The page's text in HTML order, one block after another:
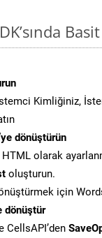
Kimliğiniz,
dönüştürün
olarak
oluşturun.
için
dönüştür
CellsAPI’den